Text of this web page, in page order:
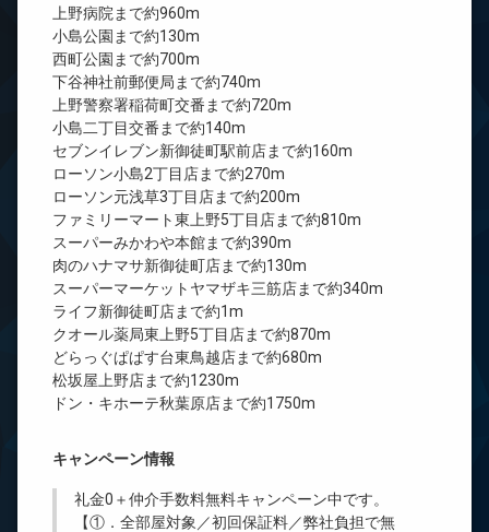
上野病院まで約960m
小島公園まで約130m
西町公園まで約700m
下谷神社前郵便局まで約740m
上野警察署稲荷町交番まで約720m
小島二丁目交番まで約140m
セブンイレブン新御徒町駅前店まで約160m
ローソン小島2丁目店まで約270m
ローソン元浅草3丁目店まで約200m
ファミリーマート東上野5丁目店まで約810m
スーパーみかわや本館まで約390m
肉のハナマサ新御徒町店まで約130m
スーパーマーケットヤマザキ三筋店まで約340m
ライフ新御徒町店まで約1m
クオール薬局東上野5丁目店まで約870m
どらっぐぱぱす台東鳥越店まで約680m
松坂屋上野店まで約1230m
ドン・キホーテ秋葉原店まで約1750m
キャンペーン情報
礼金0 ＋仲介手数料無料キャンペーン中です。
【①．全部屋対象／初回保証料／弊社負担で無